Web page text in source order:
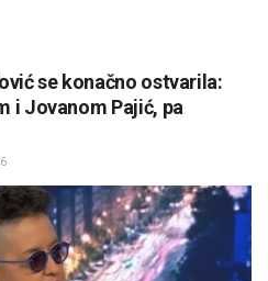
se konačno ostvarila:
i Jovanom Pajić, pa